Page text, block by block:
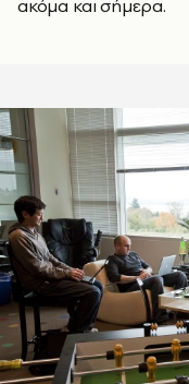
ακόμα και σήμερα.